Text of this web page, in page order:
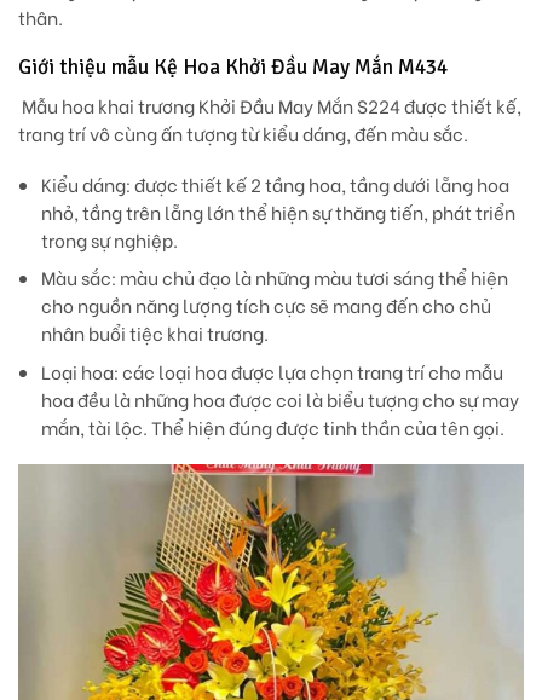
thân.
Giới thiệu mẫu Kệ Hoa Khởi Đầu May Mắn M434
Mẫu hoa khai trương Khởi Đầu May Mắn S224 được thiết kế,
trang trí vô cùng ấn tượng từ kiểu dáng, đến màu sắc.
Kiểu dáng: được thiết kế 2 tầng hoa, tầng dưới lẵng hoa
nhỏ, tầng trên lẵng lớn thể hiện sự thăng tiến, phát triển
trong sự nghiệp.
Màu sắc: màu chủ đạo là những màu tươi sáng thể hiện
cho nguồn năng lượng tích cực sẽ mang đến cho chủ
nhân buổi tiệc khai trương.
Loại hoa: các loại hoa được lựa chọn trang trí cho mẫu
hoa đều là những hoa được coi là biểu tượng cho sự may
mắn, tài lộc. Thể hiện đúng được tinh thần của tên gọi.